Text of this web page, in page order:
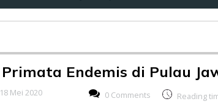
Endemis di Pulau
Mei 2020 0 Comments Reading